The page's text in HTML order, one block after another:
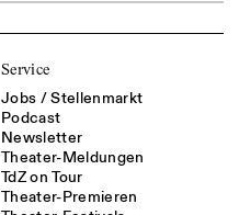
Service
Jobs / Stellenmarkt
Podcast
Newsletter
Theater-Meldungen
TdZ on Tour
Theater-Premieren